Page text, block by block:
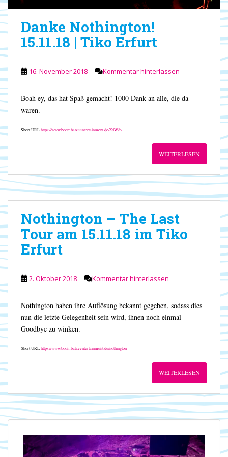
Danke Nothington!
15.11.18 | Tiko Erfurt
16. November 2018 Kommentar hinterlassen
Boah ey, das hat Spaß gemacht! 1000 Dank an alle, die da
waren.
Short URLhttps://www.boombatzeentertainment.de/ZdW8v
WEITERLESEN
Nothington – The Last
Tour am 15.11.18 im Tiko
Erfurt
2. Oktober 2018 Kommentar hinterlassen
Nothington haben ihre Auflösung bekannt gegeben, sodass dies
nun die letzte Gelegenheit sein wird, ihnen noch einmal
Goodbye zu winken.
Short URLhttps://www.boombatzeentertainment.de/nothington
WEITERLESEN